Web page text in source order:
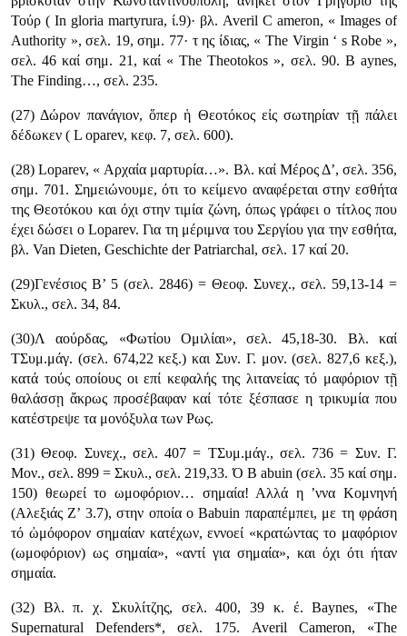
Τούρ ( In gloria martyrura, ί.9)· βλ. Averil C ameron, « Images of
Authority », σελ. 19, σημ. 77· τ ης ίδιας, « The Virgin ‘ s Robe »,
σελ. 46 καί σημ. 21, καί « The Theotokos », σελ. 90. Β aynes,
The Finding…, σελ. 235.
(27) Δώρον πανάγιον, ὅπερ ἡ Θεοτόκος εἰς σωτηρίαν τῇ πάλει
δέδωκεν ( L oparev, κεφ. 7, σελ. 600).
(28) Loparev, « Αρχαία μαρτυρία…». Βλ. καί Μέρος Δ’, σελ. 356,
σημ. 701. Σημειώνουμε, ότι το κείμενο αναφέρεται στην εσθήτα
της Θεοτόκου και όχι στην τιμία ζώνη, όπως γράφει ο τίτλος που
έχει δώσει ο Loparev. Για τη μέριμνα του Σεργίου για την εσθήτα,
βλ. Van Dieten, Geschichte der Patriarchal, σελ. 17 καί 20.
(29)Γενέσιος Β’ 5 (σελ. 2846) = Θεοφ. Συνεχ., σελ. 59,13-14 =
Σκυλ., σελ. 34, 84.
(30)Λ αούρδας, «Φωτίου Ομιλίαι», σελ. 45,18-30. Βλ. καί
ΤΣυμ.μάγ. (σελ. 674,22 κεξ.) και Συν. Γ. μον. (σελ. 827,6 κεξ.),
κατά τούς οποίους οι επί κε­φαλής της λιτανείας τό μαφόριον τῇ
θαλάσσῃ ἄκρως προσέβαφαν καί τότε ξέ­σπασε η τρικυμία που
κατέστρεψε τα μονόξυλα των Ρως.
(31) Θεοφ. Συνεχ., σελ. 407 = ΤΣυμ.μάγ., σελ. 736 = Συν. Γ.
Μον., σελ. 899 = Σκυλ., σελ. 219,33. Ό B abuin (σελ. 35 καί σημ.
150) θεωρεί το ωμοφόριον… σημαία! Αλλά η ’ννα Κομνηνή
(Αλεξιάς Ζ’ 3.7), στην οποία ο Babuin παραπέμπει, με τη φράση
τό ὠμόφορον σημαίαν κατέχων, εννοεί «κρατώντας το μαφόριον
(ωμοφόριον) ως σημαία», «αντί για σημαία», και όχι ότι ήταν
σημαία.
(32) Βλ. π. χ. Σκυλίτζης, σελ. 400, 39 κ. έ. Baynes, «The
Supernatural Defenders*, σελ. 175. Averil Cameron, «The